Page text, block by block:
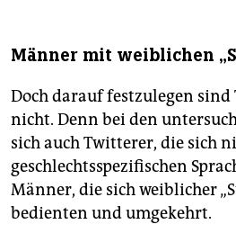
Männer mit weiblichen
Doch darauf festzulegen
nicht. Denn bei den
sich auch Twitterer, die sich
geschlechtsspezifischen
Männer, die sich weiblicher
bedienten und umgekehrt.